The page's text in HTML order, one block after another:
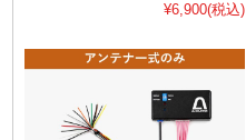
¥6,900(税込)